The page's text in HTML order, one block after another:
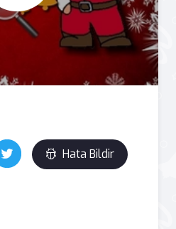
Hata Bildir